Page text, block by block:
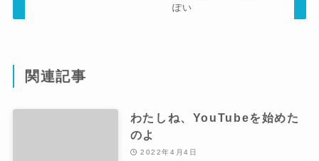
ぽい
関連記事
わたしね、YouTubeを始めた
のよ
2022年4月4日